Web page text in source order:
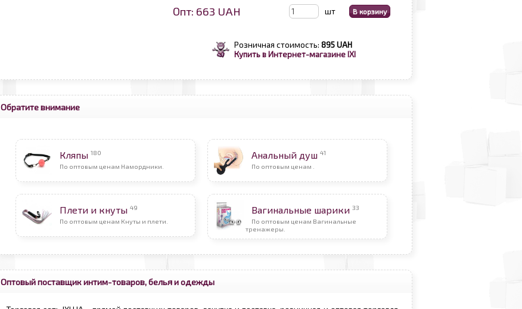
Опт: 663 UAH шт
Розничная стоимость: 895 UAH
Купить в Интернет-магазине IXI
Обратите внимание
Кляпы 180
По оптовым ценам Намордники.
Анальный душ 41
По оптовым ценам .
Плети и кнуты 49
По оптовым ценам Кнуты и плети.
Вагинальные шарики 33
По оптовым ценам Вагинальные
тренажеры.
Оптовый поставщик интим-товаров, белья и одежды